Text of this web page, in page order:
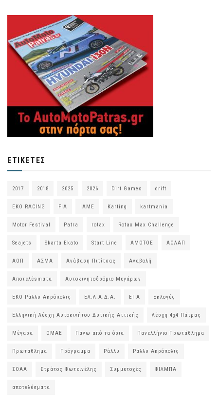
ΕΤΙΚΈΤΕΣ
2017 2018 2025 2026 Dirt Games drift
EKO RACING FIA IAME Karting kartmania
Motor Festival Patra rotax Rotax Max Challenge
Seajets Skarta Ekato Start Line ΑΜΟΤΟΕ ΑΟΛΑΠ
ΑΟΠ ΑΣΜΑ Ανάβαση Πιτίτσας Αναβολή
Αποτελέsmατα Αυτοκινητοδρόμιο Μεγάρων
ΕΚΟ Ράλλυ Ακρόπολις ΕΛ.Λ.Α.Δ.Α. ΕΠΑ Εκλογές
Ελληνική Λέσχη Αυτοκινήτου Δυτικής Αττικής Λέσχη 4χ4 Πάτρας
Μέγαρα ΟΜΑΕ Πάνω από τα όρια Πανελλήνιο Πρωτάθλημα
Πρωτάθλημα Πρόγραμμα Ράλλυ Ράλλυ Ακρόπολις
ΣΟΑΑ Στράτος Φωτεινέλης Συμμετοχές ΦΙΛΜΠΑ
αποτελέσματα